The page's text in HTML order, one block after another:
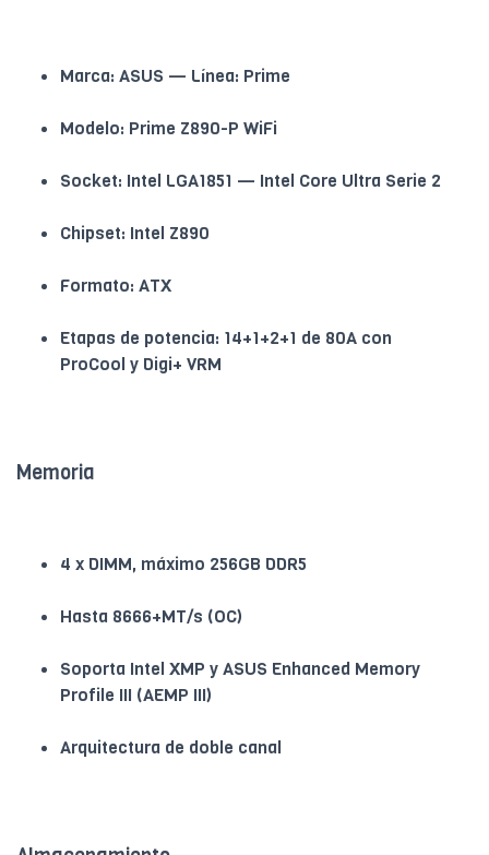
Marca: ASUS — Línea: Prime
Modelo: Prime Z890-P WiFi
Socket: Intel LGA1851 — Intel Core Ultra Serie 2
Chipset: Intel Z890
Formato: ATX
Etapas de potencia: 14+1+2+1 de 80A con
ProCool y Digi+ VRM
Memoria
4 x DIMM, máximo 256GB DDR5
Hasta 8666+MT/s (OC)
Soporta Intel XMP y ASUS Enhanced Memory
Profile III (AEMP III)
Arquitectura de doble canal